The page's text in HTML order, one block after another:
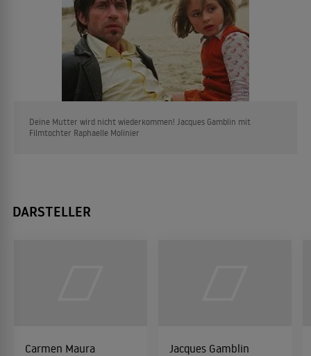
Deine Mutter wird nicht wiederkommen! Jacques Gamblin mit
Filmtochter Raphaelle Molinier
DARSTELLER
Carmen Maura Jacques Gamblin